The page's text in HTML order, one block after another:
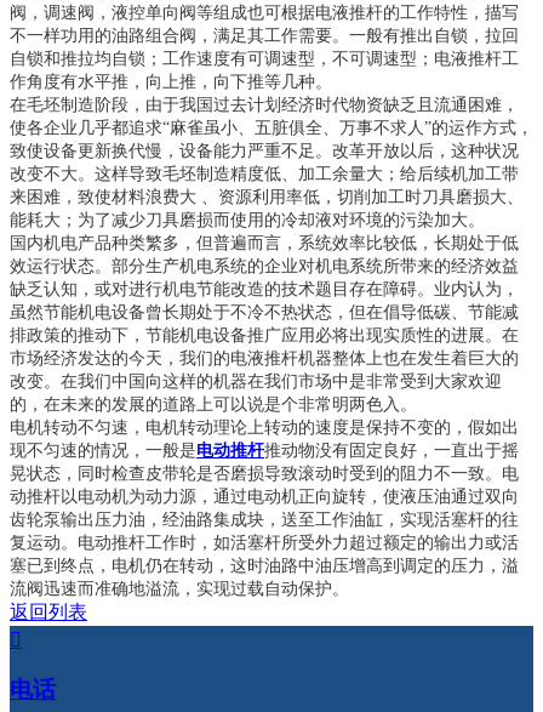
阀，调速阀，液控单向阀等组成也可根据电液推杆的工作特性，描写
不一样功用的油路组合阀，满足其工作需要。一般有推出自锁，拉回
自锁和推拉均自锁；工作速度有可调速型，不可调速型；电液推杆工
作角度有水平推，向上推，向下推等几种。
在毛坯制造阶段，由于我国过去计划经济时代物资缺乏且流通困难，
使各企业几乎都追求“麻雀虽小、五脏俱全、万事不求人”的运作方式，
致使设备更新换代慢，设备能力严重不足。改革开放以后，这种状况
改变不大。这样导致毛坯制造精度低、加工余量大；给后续机加工带
来困难，致使材料浪费大 、资源利用率低，切削加工时刀具磨损大、
能耗大；为了减少刀具磨损而使用的冷却液对环境的污染加大。
国内机电产品种类繁多，但普遍而言，系统效率比较低，长期处于低
效运行状态。部分生产机电系统的企业对机电系统所带来的经济效益
缺乏认知，或对进行机电节能改造的技术题目存在障碍。业内认为，
虽然节能机电设备曾长期处于不冷不热状态，但在倡导低碳、节能减
排政策的推动下，节能机电设备推广应用必将出现实质性的进展。在
市场经济发达的今天，我们的电液推杆机器整体上也在发生着巨大的
改变。在我们中国向这样的机器在我们市场中是非常受到大家欢迎
的，在未来的发展的道路上可以说是个非常明两色入。
电机转动不匀速，电机转动理论上转动的速度是保持不变的，假如出
现不匀速的情况，一般是 电动推杆推动物没有固定良好，一直出于摇
晃状态，同时检查皮带轮是否磨损导致滚动时受到的阻力不一致。电
动推杆以电动机为动力源，通过电动机正向旋转，使液压油通过双向
齿轮泵输出压力油，经油路集成块，送至工作油缸，实现活塞杆的往
复运动。电动推杆工作时，如活塞杆所受外力超过额定的输出力或活
塞已到终点，电机仍在转动，这时油路中油压增高到调定的压力，溢
流阀迅速而准确地溢流，实现过载自动保护。
返回列表

电话